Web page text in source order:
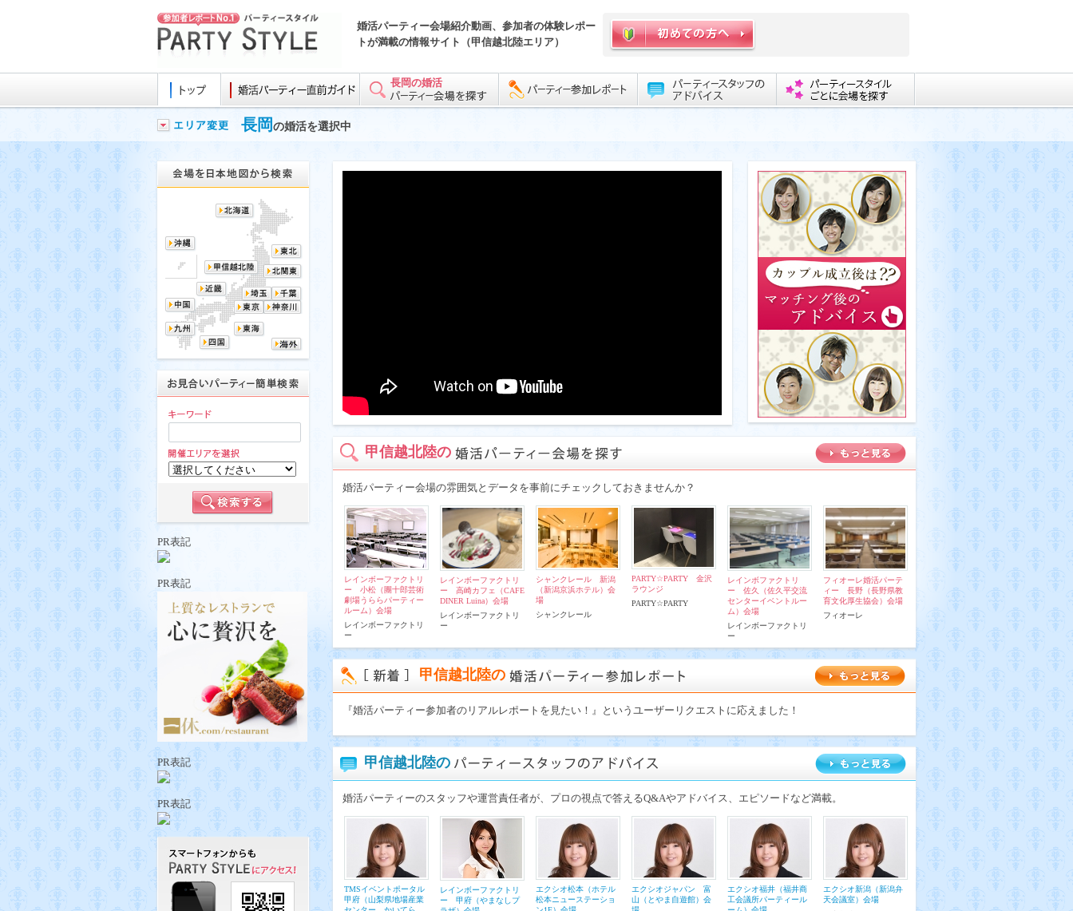
婚活パーティー会場紹介動画、参加者の体験レポー
トが満載の情報サイト（甲信越北陸エリア）
長岡の婚活
長岡 の婚活を選択中
甲信越北陸の
婚活パーティー会場の雰囲気とデータを事前にチェックしておきませんか？
レインボーファクトリ
ー 小松（團十郎芸術
劇場うららパーティー
ルーム）会場
レインボーファクトリ
ー
レインボーファクトリ
ー 高崎カフェ（CAFE
DINER Luina）会場
レインボーファクトリ
ー
シャンクレール 新潟
（新潟京浜ホテル）会
場
シャンクレール
PARTY☆PARTY 金沢
ラウンジ
PARTY☆PARTY
レインボファクトリ
ー 佐久（佐久平交流
センターイベントルー
ム）会場
レインボーファクトリ
ー
フィオーレ婚活パーテ
ィー 長野（長野県教
育文化厚生協会）会場
フィオーレ
甲信越北陸の
『婚活パーティー参加者のリアルレポートを見たい！』というユーザーリクエストに応えました！
甲信越北陸の
婚活パーティーのスタッフや運営責任者が、プロの視点で答えるQ&Aやアドバイス、エピソードなど満載。
TMSイベントポータル
甲府（山梨県地場産業
レインボーファクトリ
ー 甲府（やまなしプ
エクシオ松本（ホテル
松本ニューステーショ
エクシオジャパン 富
山（とやま自遊館）会
エクシオ福井（福井商
工会議所パーティール
エクシオ新潟（新潟弁
天会議室）会場
PR表記
PR表記
PR表記
PR表記